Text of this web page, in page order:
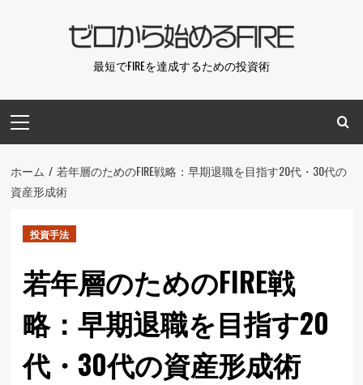
ス
ッ
プ
最短でFIREを達成するための投資術
イ
ン
メ
ニ
ホーム
若年層のためのFIRE戦略：早期退職を目指す20代・30代の
資産形成術
投資手法
若年層のためのFIRE戦
略：早期退職を目指す20
代・30代の資産形成術